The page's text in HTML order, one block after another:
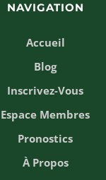
NAVIGATION
Accueil
Blog
Inscrivez-Vous
Espace Membres
Pronostics
À Propos